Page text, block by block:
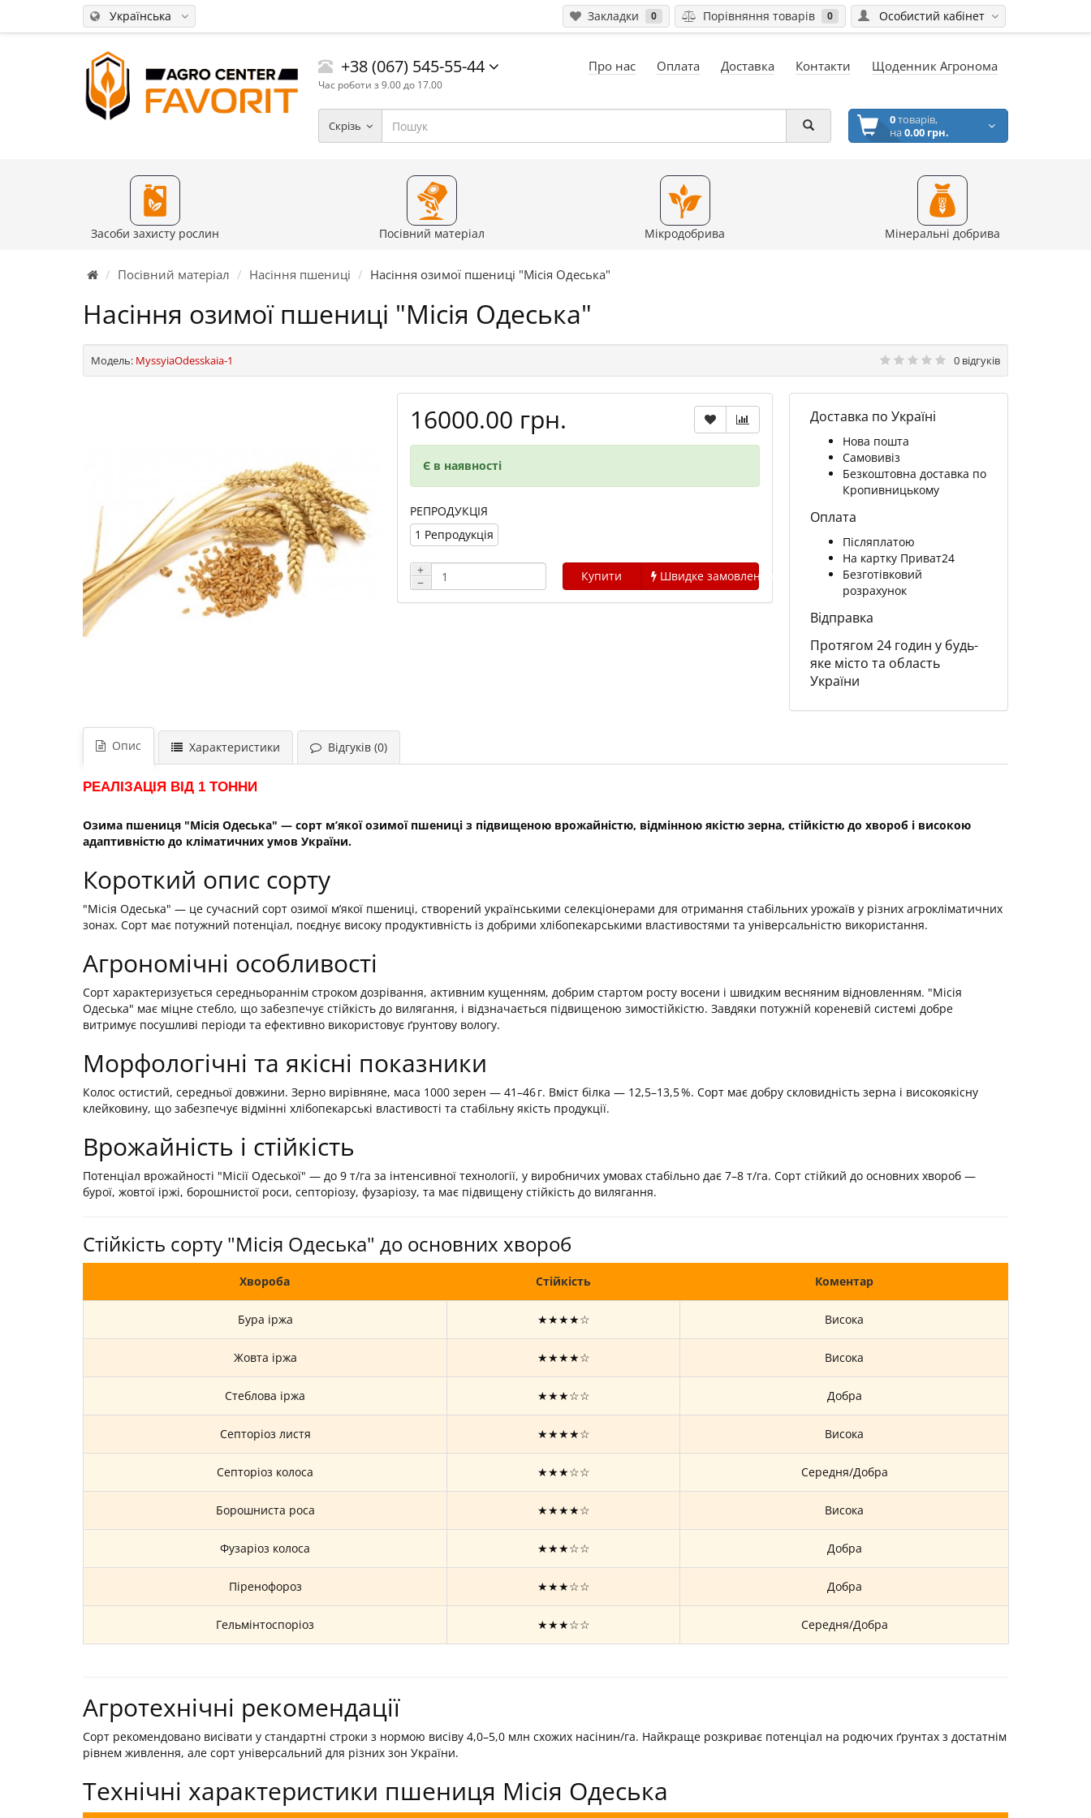
Українська Особистий кабінет
Закладки 0 Порівняння товарів 0
+38 (067) 545-55-44
Час роботи з 9.00 до 17.00
Про нас Оплата Доставка Контакти Щоденник Агронома
Скрізь 0товарів,
на0.00 грн.
Засоби захисту рослин Посівний матеріал Мікродобрива Мінеральні добрива
Посівний матеріал Насіння пшениці Насіння озимої пшениці "Місія Одеська"
Насіння озимої пшениці "Місія Одеська"
Модель: MyssyiaOdesskaia-1 0 відгуків
16000.00 грн.
Є в наявності
РЕПРОДУКЦІЯ
1 Репродукція
+
−
Купити Швидке замовлення
Доставка по Україні
Нова пошта
Самовивіз
Безкоштовна доставка по
Кропивницькому
Оплата
Післяплатою
На картку Приват24
Безготівковий
розрахунок
Відправка
Протягом 24 годин у будь-
яке місто та область
України
Опис Характеристики Відгуків (0)
РЕАЛІЗАЦІЯ ВІД 1 ТОННИ
Озима пшениця "Місія Одеська" — сорт м’якої озимої пшениці з підвищеною врожайністю, відмінною якістю зерна, стійкістю до хвороб і високою
адаптивністю до кліматичних умов України.
Короткий опис сорту
"Місія Одеська" — це сучасний сорт озимої м’якої пшениці, створений українськими селекціонерами для отримання стабільних урожаїв у різних агрокліматичних
зонах. Сорт має потужний потенціал, поєднує високу продуктивність із добрими хлібопекарськими властивостями та універсальністю використання.
Агрономічні особливості
Сорт характеризується середньораннім строком дозрівання, активним кущенням, добрим стартом росту восени і швидким весняним відновленням. "Місія
Одеська" має міцне стебло, що забезпечує стійкість до вилягання, і відзначається підвищеною зимостійкістю. Завдяки потужній кореневій системі добре
витримує посушливі періоди та ефективно використовує ґрунтову вологу.
Морфологічні та якісні показники
Колос остистий, середньої довжини. Зерно вирівняне, маса 1000 зерен — 41–46 г. Вміст білка — 12,5–13,5 %. Сорт має добру скловидність зерна і високоякісну
клейковину, що забезпечує відмінні хлібопекарські властивості та стабільну якість продукції.
Врожайність і стійкість
Потенціал врожайності "Місії Одеської" — до 9 т/га за інтенсивної технології, у виробничих умовах стабільно дає 7–8 т/га. Сорт стійкий до основних хвороб —
бурої, жовтої іржі, борошнистої роси, септоріозу, фузаріозу, та має підвищену стійкість до вилягання.
Стійкість сорту "Місія Одеська" до основних хвороб
Хвороба Стійкість Коментар
Бура іржа ★★★★☆ Висока
Жовта іржа ★★★★☆ Висока
Стеблова іржа ★★★☆☆ Добра
Септоріоз листя ★★★★☆ Висока
Септоріоз колоса ★★★☆☆ Середня/Добра
Борошниста роса ★★★★☆ Висока
Фузаріоз колоса ★★★☆☆ Добра
Піренофороз ★★★☆☆ Добра
Гельмінтоспоріоз ★★★☆☆ Середня/Добра
Агротехнічні рекомендації
Сорт рекомендовано висівати у стандартні строки з нормою висіву 4,0–5,0 млн схожих насінин/га. Найкраще розкриває потенціал на родючих ґрунтах з достатнім
рівнем живлення, але сорт універсальний для різних зон України.
Технічні характеристики пшениця Місія Одеська